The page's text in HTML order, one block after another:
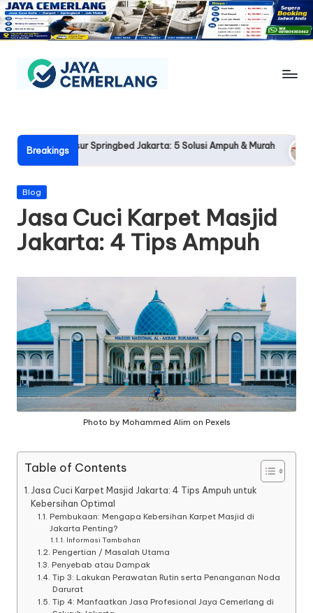
Skip
content
y
a
C
e
m
e
a
n
g
Sofa,
Karpet,
Springbed
Jok
Mobil
Jogja
Breakings
Kasur Springbed Jakarta: 5 Solusi Ampuh & Murah Jasa Cuci
2026-05-21
Posted
Blog
Jasa Cuci Karpet Masjid
Jakarta: 4 Tips Ampuh
Photo by Mohammed Alim on Pexels
Table of Contents
Jasa Cuci Karpet Masjid Jakarta: 4 Tips Ampuh untuk
Kebersihan Optimal
Pembukaan: Mengapa Kebersihan Karpet Masjid di
Jakarta Penting?
Informasi Tambahan
Pengertian / Masalah Utama
Penyebab atau Dampak
Tip 3: Lakukan Perawatan Rutin serta Penanganan Noda
Darurat
Tip 4: Manfaatkan Jasa Profesional Jaya Cemerlang di